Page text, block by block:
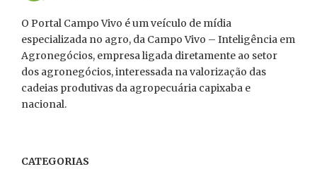
O Portal Campo Vivo é um veículo de mídia
especializada no agro, da Campo Vivo – Inteligência em
Agronegócios, empresa ligada diretamente ao setor
dos agronegócios, interessada na valorização das
cadeias produtivas da agropecuária capixaba e
nacional.
CATEGORIAS